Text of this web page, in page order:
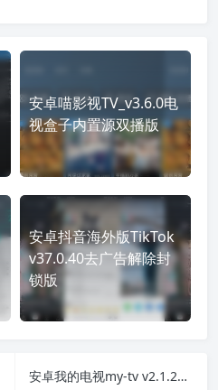
安卓喵影视TV_v3.6.0电
视盒子内置源双播版
安卓抖音海外版TikTok
v37.0.40去广告解除封
锁版
安卓我的电视my-tv v2.1.2可自定义电视直播